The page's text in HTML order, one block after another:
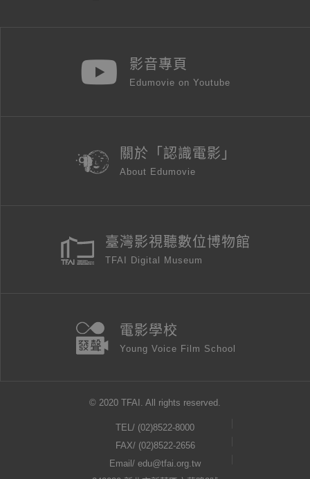
影音專頁
Edumovie on Youtube
關於「認識電影」
About Edumovie
臺灣影視聽數位博物館
TFAI Digital Museum
電影學校
Young Voice Film School
© 2020 TFAI. All rights reserved.
TEL/ (02)8522-8000
FAX/ (02)8522-2656
Email/ edu@tfai.org.tw